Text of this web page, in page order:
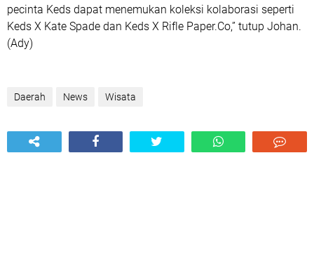
pecinta Keds dapat menemukan koleksi kolaborasi seperti
Keds X Kate Spade dan Keds X Rifle Paper.Co,” tutup Johan.
(Ady)
Daerah News Wisata